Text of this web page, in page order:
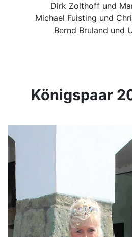
Dirk Zolthoff und
Michael Fuisting und
Bernd Bruland und
Königspaar